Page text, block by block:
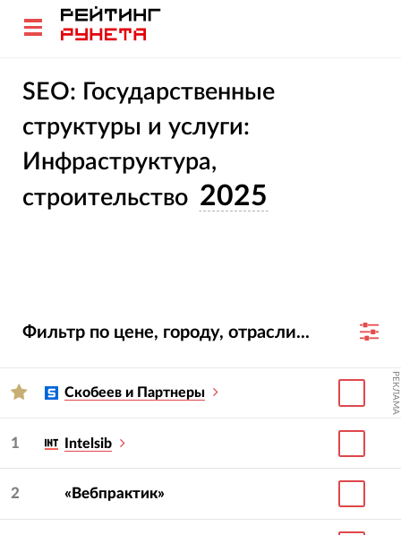
SEO: Государственные
структуры и услуги:
Инфраструктура,
строительство 2025
Фильтр по цене, городу, отрасли...
Скобеев и Партнеры РЕКЛАМА
1 Intelsib
2 «Вебпрактик»